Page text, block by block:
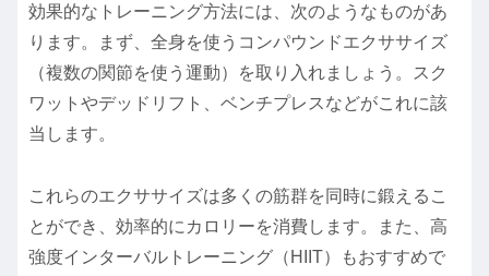
効果的なトレーニング方法には、次のようなものがあ
ります。まず、全身を使うコンパウンドエクササイズ
（複数の関節を使う運動）を取り入れましょう。スク
ワットやデッドリフト、ベンチプレスなどがこれに該
当します。
これらのエクササイズは多くの筋群を同時に鍛えるこ
とができ、効率的にカロリーを消費します。また、高
強度インターバルトレーニング（HIIT）もおすすめで